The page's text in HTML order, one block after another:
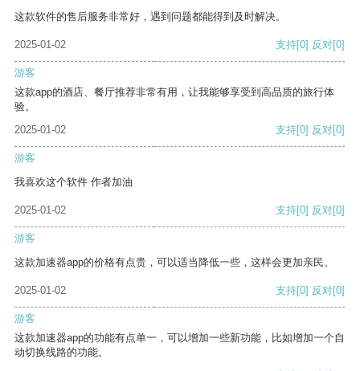
这款软件的售后服务非常好，遇到问题都能得到及时解决。
2025-01-02 支持[0] 反对[0]
游客
这款app的酒店、餐厅推荐非常有用，让我能够享受到高品质的旅行体
验。
2025-01-02
支持[0] 反对[0]
游客
我喜欢这个软件 作者加油
2025-01-02 支持[0] 反对[0]
游客
这款加速器app的价格有点贵，可以适当降低一些，这样会更加亲民。
2025-01-02 支持[0] 反对[0]
游客
这款加速器app的功能有点单一，可以增加一些新功能，比如增加一个自
动切换线路的功能。